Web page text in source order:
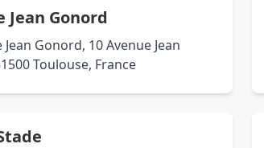
Jean Gonord
Jean Gonord, 10 Avenue Jean
Toulouse, France